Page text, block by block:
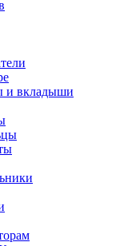
и вкладыши